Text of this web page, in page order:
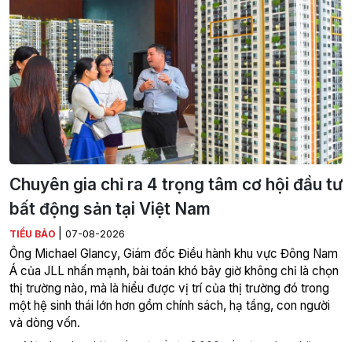
Chuyên gia chỉ ra 4 trọng tâm cơ hội đầu tư
bất động sản tại Việt Nam
TIỂU BẢO 07-08-2026
Ông Michael Glancy, Giám đốc Điều hành khu vực Đông Nam
Á của JLL nhấn mạnh, bài toán khó bây giờ không chỉ là chọn
thị trường nào, mà là hiểu được vị trí của thị trường đó trong
một hệ sinh thái lớn hơn gồm chính sách, hạ tầng, con người
và dòng vốn.